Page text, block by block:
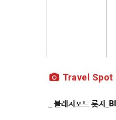
Travel Spot
_ 블래치포드 롯